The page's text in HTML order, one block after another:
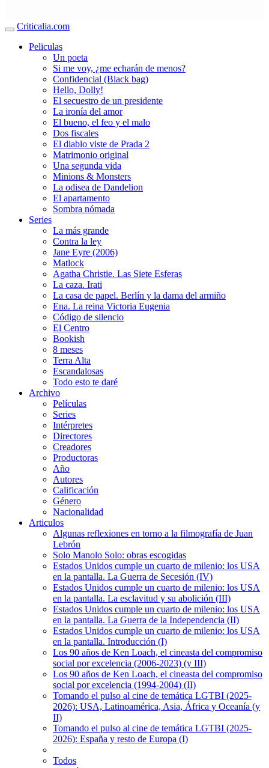
Criticalia.com
Peliculas
Un poeta
Si me voy, ¿me echarán de menos?
Confidencial (Black bag)
Hello, Dolly!
El secuestro de un presidente
La ironía del amor
El bueno, el feo y el malo
Dos fiscales
El diablo viste de Prada 2
Matrimonio original
Una segunda vida
Minions & Monsters
La odisea de Dandelion
El apartamento
Sombra nómada
Series
La más grande
Contra la ley
Jane Eyre (2006)
Matlock
Agatha Christie. Las Siete Esferas
La caza. Irati
La casa de papel. Berlín y la dama del armiño
Ena. La reina Victoria Eugenia
Código de silencio
El Centro
Bookish
8 meses
Terra Alta
Escandalosas
Todo esto te daré
Archivo
Películas
Series
Intérpretes
Directores
Creadores
Productoras
Año
Autores
Calificación
Género
Nacionalidad
Articulos
Algunas reflexiones en torno a la filmografía de Juan
Lebrón
Solo Manolo Solo: obras escogidas
Estados Unidos cumple un cuarto de milenio: los USA
en la pantalla. La Guerra de Secesión (IV)
Estados Unidos cumple un cuarto de milenio: los USA
en la pantalla. La esclavitud y su abolición (III)
Estados Unidos cumple un cuarto de milenio: los USA
en la pantalla. La Guerra de la Independencia (II)
Estados Unidos cumple un cuarto de milenio: los USA
en la pantalla. Introducción (I)
Los 90 años de Ken Loach, el cineasta del compromiso
social por excelencia (2006-2023) (y III)
Los 90 años de Ken Loach, el cineasta del compromiso
social por excelencia (1994-2004) (II)
Tomando el pulso al cine de temática LGTBI (2025-
2026): USA, Latinoamérica, Asia, África y Oceanía (y
II)
Tomando el pulso al cine de temática LGTBI (2025-
2026): España y resto de Europa (I)
Todos